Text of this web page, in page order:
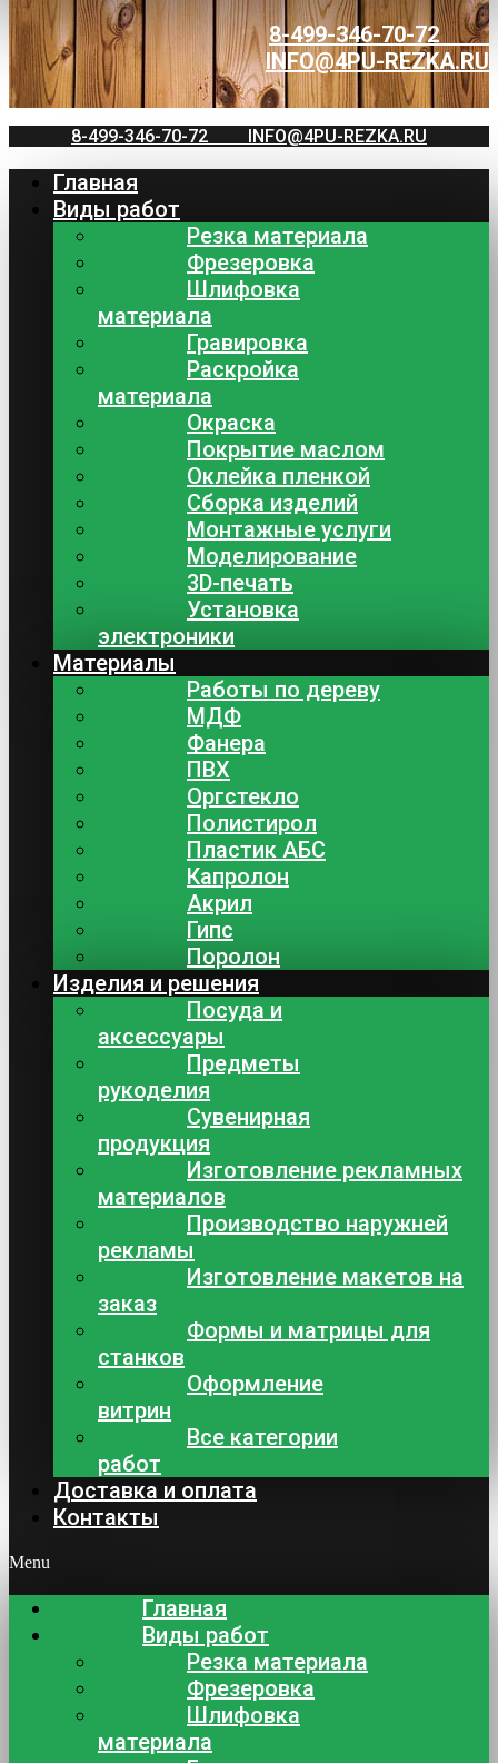
8-499-346-70-72
INFO@4PU-REZKA.RU
8-499-346-70-72 INFO@4PU-REZKA.RU
Главная
Виды работ
Резка материала
Фрезеровка
Шлифовка
материала
Гравировка
Раскройка
материала
Окраска
Покрытие маслом
Оклейка пленкой
Сборка изделий
Монтажные услуги
Моделирование
3D-печать
Установка
электроники
Материалы
Работы по дереву
МДФ
Фанера
ПВХ
Оргстекло
Полистирол
Пластик АБС
Капролон
Акрил
Гипс
Поролон
Изделия и решения
Посуда и
аксессуары
Предметы
рукоделия
Сувенирная
продукция
Изготовление рекламных
материалов
Производство наружней
рекламы
Изготовление макетов на
заказ
Формы и матрицы для
станков
Оформление
витрин
Все категории
работ
Доставка и оплата
Контакты
Menu
Главная
Виды работ
Резка материала
Фрезеровка
Шлифовка
материала